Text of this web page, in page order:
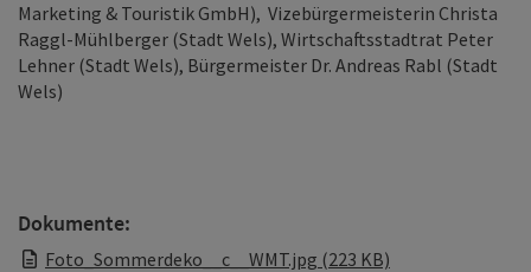
Marketing & Touristik GmbH), Vizebürgermeisterin Christa
Raggl-Mühlberger (Stadt Wels), Wirtschaftsstadtrat Peter
Lehner (Stadt Wels), Bürgermeister Dr. Andreas Rabl (Stadt
Wels)
Dokumente:
Foto_Sommerdeko__c__WMT.jpg (223 KB)